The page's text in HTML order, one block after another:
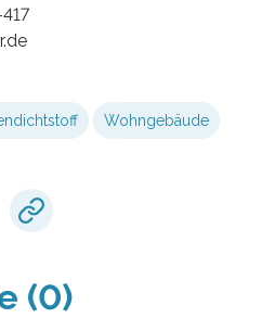
Wohngebäude
(0)